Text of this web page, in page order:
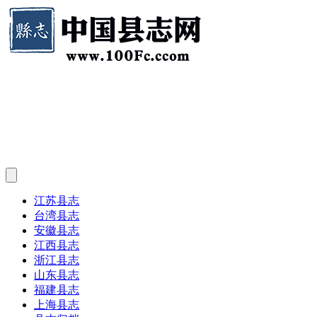
江苏县志
台湾县志
安徽县志
江西县志
浙江县志
山东县志
福建县志
上海县志